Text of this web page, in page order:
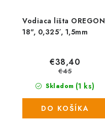
Vodiaca lišta OREGON
18", 0,325´, 1,5mm
Skladom (1 ks)
€38,40
€45
DO KOŠÍKA